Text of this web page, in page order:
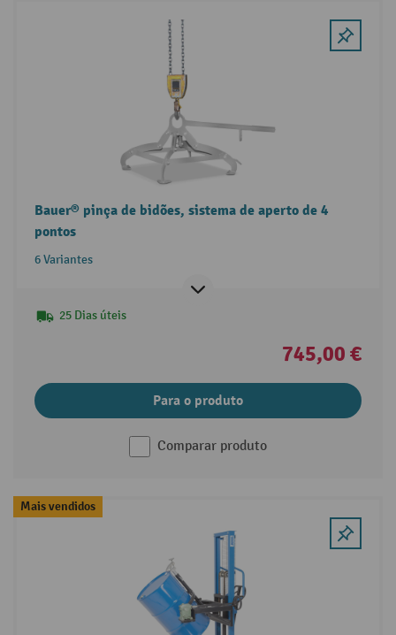
Bauer® pinça de bidões, sistema de aperto de 4
pontos
6 Variantes
25 Dias úteis
745,00 €
Para o produto
Comparar produto
Mais vendidos